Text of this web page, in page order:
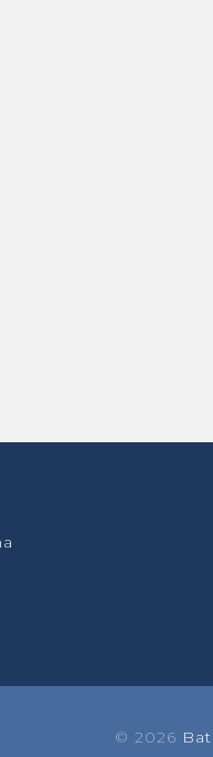
© 2026